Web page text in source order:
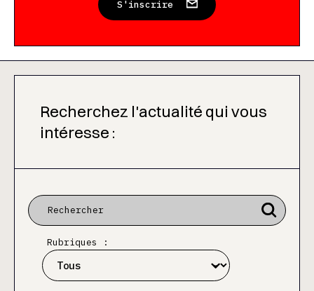
S'inscrire
Recherchez l'actualité qui vous
intéresse :
Rubriques :